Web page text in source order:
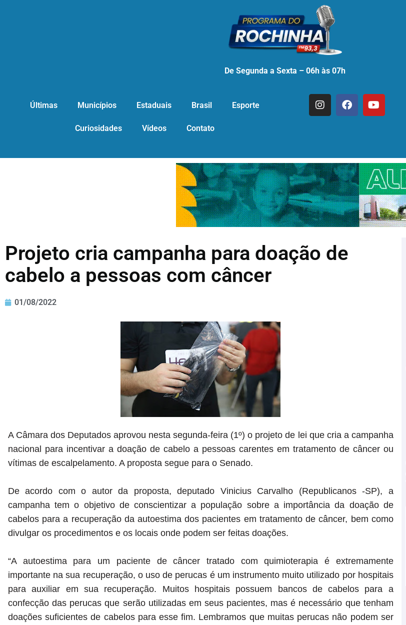
De Segunda a Sexta – 06h às 07h
Últimas Municípios Estaduais Brasil Esporte
Curiosidades Vídeos Contato
Projeto cria campanha para doação de
cabelo a pessoas com câncer
01/08/2022
A Câmara dos Deputados aprovou nesta segunda-feira (1º) o projeto de lei que cria a campanha
nacional para incentivar a doação de cabelo a pessoas carentes em tratamento de câncer ou
vítimas de escalpelamento. A proposta segue para o Senado.
De acordo com o autor da proposta, deputado Vinicius Carvalho (Republicanos -SP), a
campanha tem o objetivo de conscientizar a população sobre a importância da doação de
cabelos para a recuperação da autoestima dos pacientes em tratamento de câncer, bem como
divulgar os procedimentos e os locais onde podem ser feitas doações.
“A autoestima para um paciente de câncer tratado com quimioterapia é extremamente
importante na sua recuperação, o uso de perucas é um instrumento muito utilizado por hospitais
para auxiliar em sua recuperação. Muitos hospitais possuem bancos de cabelos para a
confecção das perucas que serão utilizadas em seus pacientes, mas é necessário que tenham
doações suficientes de cabelos para esse fim. Lembramos que muitas perucas não podem ser